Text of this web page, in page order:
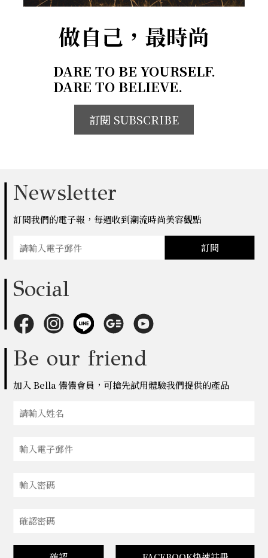
做自己，最時尚
DARE TO BE YOURSELF.
DARE TO BELIEVE.
訂閱 SUBSCRIBE
Newsletter
訂閱我們的電子報，每週收到潮流時尚美容觀點
訂閱
Social
Be our friend
加入 Bella 儂儂會員，可搶先試用體驗我們提供的產品